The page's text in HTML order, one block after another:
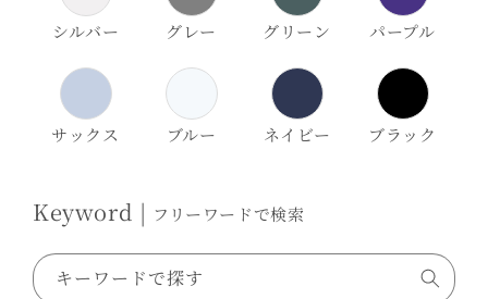
シルバー グレー グリーン パープル
サックス ブルー ネイビー ブラック
Keyword | フリーワードで検索
キーワードで探す